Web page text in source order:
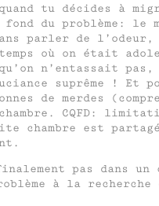
tu décides à
du problème: le
parler de l’odeur,
où on était
n’entassait
suprême ! Et
de merdes
CQFD:
est
pas dans un
à la